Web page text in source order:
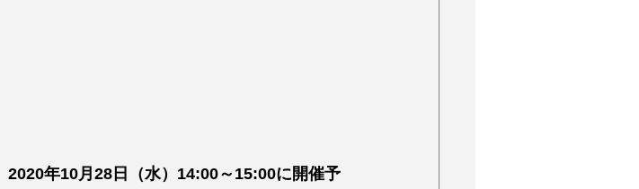
2020年10月28日（水）14:00～15:00に開催予